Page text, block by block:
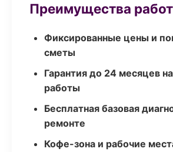
Преимущества
Фиксированные цены и
сметы
Гарантия до 24 месяцев
работы
Бесплатная базовая
ремонте
Кофе-зона и рабочие